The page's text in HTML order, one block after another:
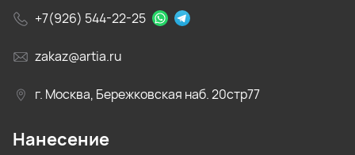
+7(926) 544-22-25
zakaz@artia.ru
г. Москва, Бережковская наб. 20стр77
Нанесение